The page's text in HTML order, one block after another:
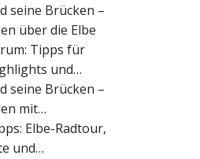
seine Brücken –
über die Elbe
Tipps für
und…
seine Brücken –
mit…
Elbe-Radtour,
und…